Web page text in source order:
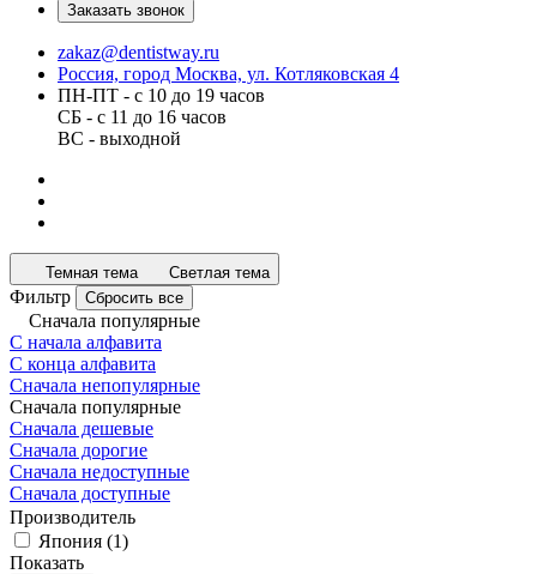
Заказать звонок
zakaz@dentistway.ru
Россия, город Москва, ул. Котляковская 4
ПН-ПТ - с 10 до 19 часов
СБ - с 11 до 16 часов
ВС - выходной
Темная тема Светлая тема
Фильтр Сбросить все
Сначала популярные
С начала алфавита
С конца алфавита
Сначала непопулярные
Сначала популярные
Сначала дешевые
Сначала дорогие
Сначала недоступные
Сначала доступные
Производитель
Япония (1)
Показать